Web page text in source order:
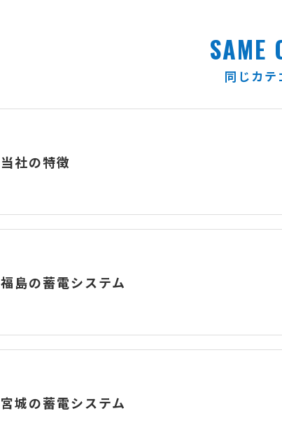
同じカテ
SAME
当社の特徴
福島の蓄電システム
宮城の蓄電システム